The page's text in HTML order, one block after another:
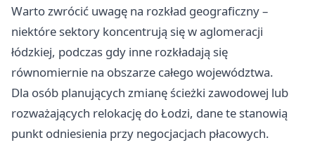
Warto zwrócić uwagę na rozkład geograficzny –
niektóre sektory koncentrują się w aglomeracji
łódzkiej, podczas gdy inne rozkładają się
równomiernie na obszarze całego województwa.
Dla osób planujących zmianę ścieżki zawodowej lub
rozważających relokację do Łodzi, dane te stanowią
punkt odniesienia przy negocjacjach płacowych.